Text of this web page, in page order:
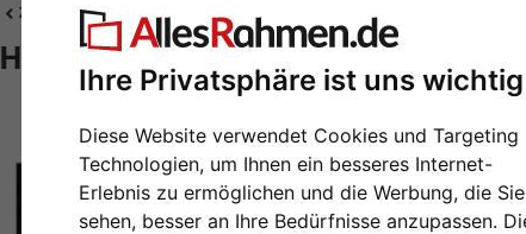
Ihre Privatsphäre ist uns wichtig
Diese Website verwendet Cookies und Targeting
Technologien, um Ihnen ein besseres Internet-
Erlebnis zu ermöglichen und die Werbung, die Sie
sehen, besser an Ihre Bedürfnisse anzupassen.
Zurück |Bilderrahmen-Shop Bilderrahmen Galerierahmen
Holz-Galerierahmen (MDF)
Da